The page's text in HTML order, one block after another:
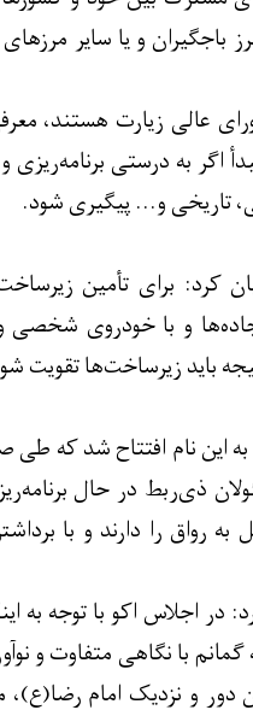
باجگیران و یا سایر
عالی زیارت هستند،
اگر به درستی برنامه‌ریزی
تاریخی و... پیگیری شود.
کرد: برای تأمین
که قریب به ۸۰ درصد زائران از طریق جاده‌ها و با
باید زیرساخت‌ها تقویت
به این نام افتتاح شد که
ذی‌ربط در حال
رواق را دارند و با
در اجلاس اکو با توجه به
کردیم و در عین حال به گمانم با نگاهی
دور و نزدیک امام رضا(ع)،